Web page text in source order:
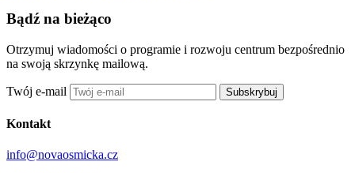
Bądź na bieżąco
Otrzymuj wiadomości o programie i rozwoju centrum bezpośrednio
na swoją skrzynkę mailową.
Twój e-mail Subskrybuj
Kontakt
info@novaosmicka.cz